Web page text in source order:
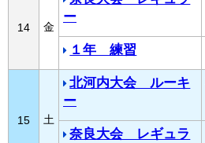
14 金
ー
１年 練習
15 土
北河内大会 ルーキ
ー
奈良大会 レギュラ